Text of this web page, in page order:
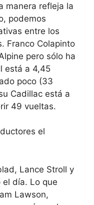
manera refleja la
podemos
entre los
Franco Colapinto
pero sólo ha
está a 4,45
poco (33
Cadillac está a
49 vueltas.
el
Lance Stroll y
el día. Lo que
Lawson,